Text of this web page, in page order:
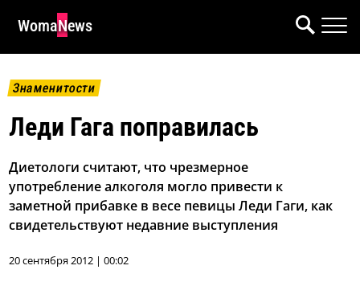
WomaNews
Знаменитости
Леди Гага поправилась
Диетологи считают, что чрезмерное
употребление алкоголя могло привести к
заметной прибавке в весе певицы Леди Гаги, как
свидетельствуют недавние выступления
20 сентября 2012 | 00:02